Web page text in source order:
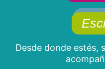
Desde donde estés,